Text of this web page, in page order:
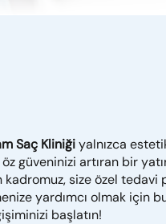
Saç Kliniğiyalnızca
güveninizi artıran bir
kadromuz, size özel tedavi
yardımcı olmak için
başlatın!